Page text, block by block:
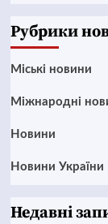
Рубрики
Mіські новини
Міжнародні
Новини
Новини України
Недавні